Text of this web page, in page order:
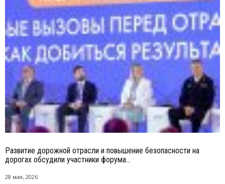
Развитие дорожной отрасли и повышение безопасности на
дорогах обсудили участники форума...
28 мая, 2026